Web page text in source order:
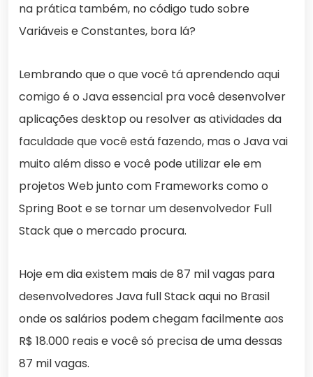
na prática também, no código tudo sobre
Variáveis e Constantes, bora lá?
Lembrando que o que você tá aprendendo aqui
comigo é o Java essencial pra você desenvolver
aplicações desktop ou resolver as atividades da
faculdade que você está fazendo, mas o Java vai
muito além disso e você pode utilizar ele em
projetos Web junto com Frameworks como o
Spring Boot e se tornar um desenvolvedor Full
Stack que o mercado procura.
Hoje em dia existem mais de 87 mil vagas para
desenvolvedores Java full Stack aqui no Brasil
onde os salários podem chegam facilmente aos
R$ 18.000 reais e você só precisa de uma dessas
87 mil vagas.